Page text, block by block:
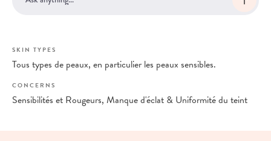
SKIN TYPES
Tous types de peaux, en particulier les peaux sensibles.
CONCERNS
Sensibilités et Rougeurs, Manque d'éclat & Uniformité du teint